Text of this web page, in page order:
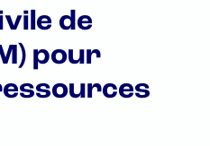
de
pour